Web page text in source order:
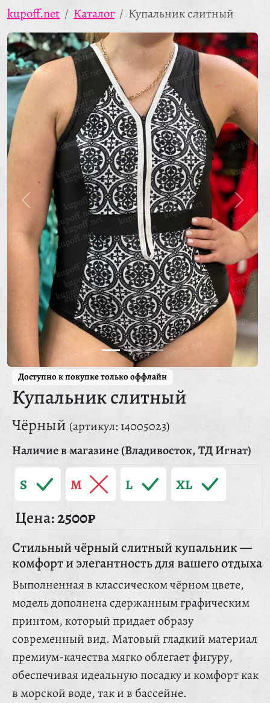
kupoff.net Каталог Купальник слитный
Доступно к покупке только оффлайн
Купальник слитный
Чёрный (артикул: 14005023)
Наличие в магазине (Владивосток, ТД Игнат)
S M L XL
Цена:2500₽
Стильный чёрный слитный купальник —
комфорт и элегантность для вашего отдыха
Выполненная в классическом чёрном цвете,
модель дополнена сдержанным графическим
принтом, который придает образу
современный вид. Матовый гладкий материал
премиум-качества мягко облегает фигуру,
обеспечивая идеальную посадку и комфорт как
в морской воде, так и в бассейне.